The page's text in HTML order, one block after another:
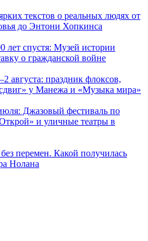
текстов о реальных людях от
до Энтони Хопкинса
лет спустя: Музей истории
о гражданской войне
августа: праздник флоксов,
у Манежа и «Музыка мира»
Джазовый фестиваль по
и уличные театры в
перемен. Какой получилась
Нолана